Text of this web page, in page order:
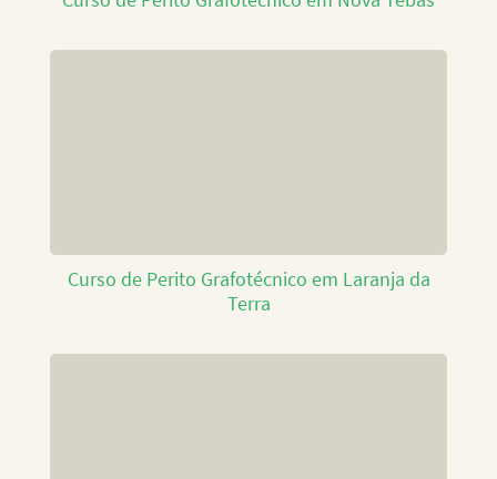
Curso de Perito Grafotécnico em Laranja da
Terra